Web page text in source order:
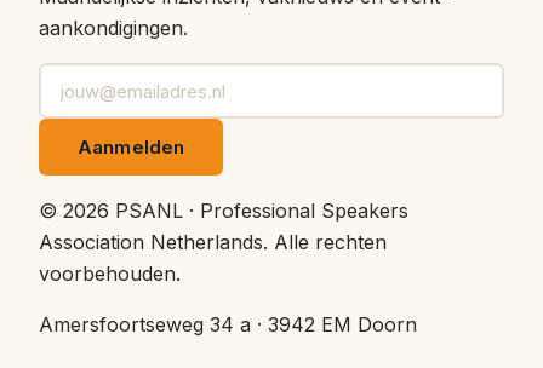
aankondigingen.
Aanmelden
© 2026 PSANL · Professional Speakers
Association Netherlands. Alle rechten
voorbehouden.
Amersfoortseweg 34 a · 3942 EM Doorn